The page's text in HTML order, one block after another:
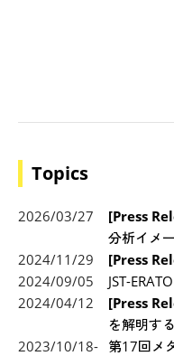
Topics
2026/03/27 [Press
分析イメ
2024/11/29
[Press
2024/09/05
JST-
2024/04/12
[Press
を解明す
2023/10/18- 第17回メ